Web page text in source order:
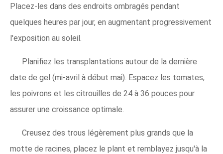
Placez-les dans des endroits ombragés pendant
quelques heures par jour, en augmentant progressivement
l'exposition au soleil.
Planifiez les transplantations autour de la dernière
date de gel (mi-avril à début mai). Espacez les tomates,
les poivrons et les citrouilles de 24 à 36 pouces pour
assurer une croissance optimale.
Creusez des trous légèrement plus grands que la
motte de racines, placez le plant et remblayez jusqu'à la